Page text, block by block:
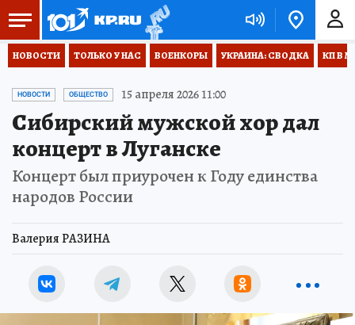
НОВОСТИ ТОЛЬКО У НАС ВОЕНКОРЫ УКРАИНА: СВОДКА КП В
НОВОСТИ ОБЩЕСТВО 15 апреля 2026 11:00
Сибирский мужской хор дал
концерт в Луганске
Концерт был приурочен к Году единства
народов России
Валерия РАЗИНА